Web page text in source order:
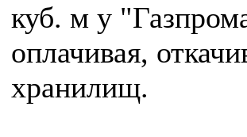
куб. м у
оплачивая,
хранилищ.